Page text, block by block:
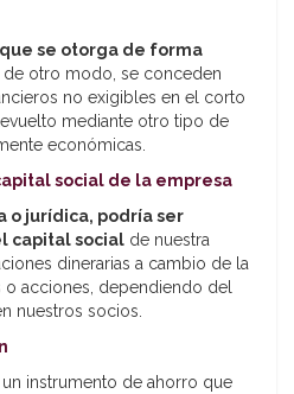
se otorga de forma
de otro modo, se conceden
no exigibles en el corto
mediante otro tipo de
económicas.
social de la empresa
o jurídica, podría ser
capital social de nuestra
dinerarias a cambio de la
o acciones, dependiendo del
nuestros socios.
instrumento de ahorro que